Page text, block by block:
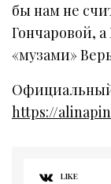
бы нам не
Гончаровой,
«музами»
https://
LIKE